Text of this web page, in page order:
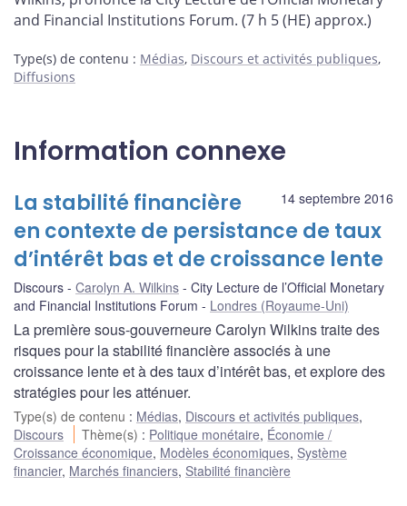
and Financial Institutions Forum. (7 h 5 (HE) approx.)
Type(s) de contenu : Médias, Discours et activités publiques,
Diffusions
Information connexe
14 septembre 2016
La stabilité financière
en contexte de persistance de taux
d’intérêt bas et de croissance lente
Discours Carolyn A. Wilkins
City Lecture de l’Official Monetary
and Financial Institutions Forum
Londres (Royaume-Uni)
La première sous-gouverneure Carolyn Wilkins traite des
risques pour la stabilité financière associés à une
croissance lente et à des taux d’intérêt bas, et explore des
stratégies pour les atténuer.
Type(s) de contenu : Médias, Discours et activités publiques,
Discours
Thème(s) : Politique monétaire, Économie /
Croissance économique, Modèles économiques, Système
financier, Marchés financiers, Stabilité financière